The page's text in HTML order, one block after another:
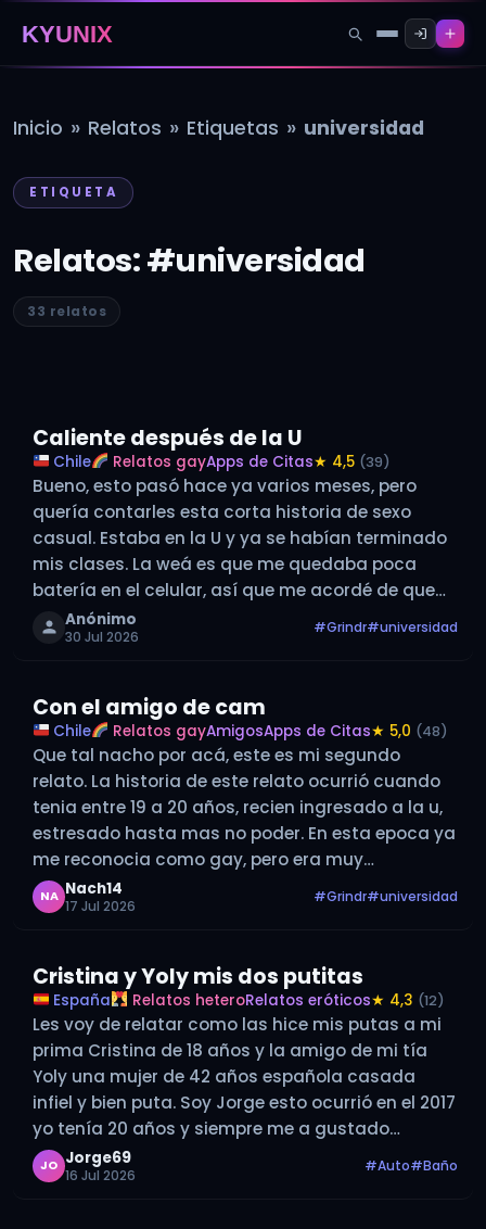
KYUNIX
Inicio » Relatos » Etiquetas » universidad
ETIQUETA
Relatos: #universidad
33 relatos
Caliente después de la U
Chile Relatos gayApps de Citas★ 4,5 (39)
Bueno, esto pasó hace ya varios meses, pero
quería contarles esta corta historia de sexo
casual. Estaba en la U y ya se habían terminado
mis clases. La weá es que me quedaba poca
batería en el celular, así que me acordé de que
en un edificio nuevo que habían…
Anónimo
30 Jul 2026
#Grindr#universidad
Con el amigo de cam
Chile Relatos gayAmigosApps de Citas★ 5,0 (48)
Que tal nacho por acá, este es mi segundo
relato. La historia de este relato ocurrió cuando
tenia entre 19 a 20 años, recien ingresado a la u,
estresado hasta mas no poder. En esta epoca ya
me reconocia como gay, pero era muy
introvertido y piola, sin mucha experiencia,…
NA Nach14
17 Jul 2026
#Grindr#universidad
Cristina y Yoly mis dos putitas
España Relatos heteroRelatos eróticos★ 4,3 (12)
Les voy de relatar como las hice mis putas a mi
prima Cristina de 18 años y la amigo de mi tía
Yoly una mujer de 42 años española casada
infiel y bien puta. Soy Jorge esto ocurrió en el 2017
yo tenía 20 años y siempre me a gustado…
JO Jorge69
16 Jul 2026
#Auto#Baño